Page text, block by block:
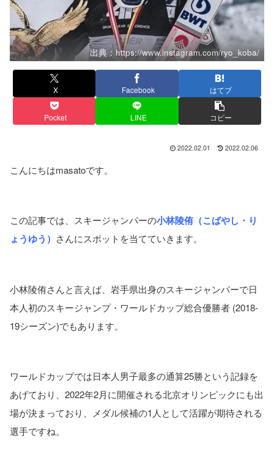
出典：https://www.instagram.com/ryo_koba/
X Facebook はてブ
Pocket LINE コピー
2022.02.01 2022.02.06
こんにちはmasatoです。
この記事では、スキージャンパーの小林陵侑（こばやし・り
ょうゆう） さんにスポットを当てていきます。
小林陵侑さんと言えば、岩手県出身のスキージャンパーで日
本人初のスキージャンプ・ワールドカップ総合優勝者 (2018-
19シーズン)でもあります。
ワールドカップでは日本人男子最多の通算25勝という記録を
あげており、2022年2月に開催される北京オリンピックにも出
場が決まっており、メダル候補の1人として活躍が期待される
選手ですね。